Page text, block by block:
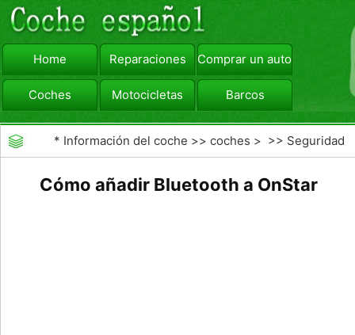
Home Reparaciones Comprar un automóvil
Coches Motocicletas Barcos
viajar Camiones
* Información del coche >>coches > >> Seguridad
Cómo añadir Bluetooth a OnStar